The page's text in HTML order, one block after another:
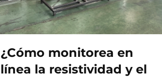
¿Cómo monitorea en
línea la resistividad y el